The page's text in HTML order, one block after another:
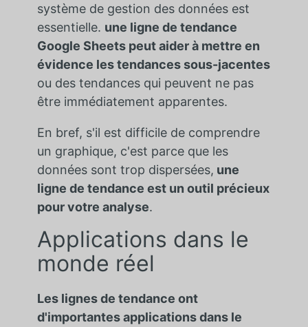
système de gestion des données est
essentielle. une ligne de tendance
Google Sheets peut aider à mettre en
évidence les tendances sous-jacentes
ou des tendances qui peuvent ne pas
être immédiatement apparentes.
En bref, s'il est difficile de comprendre
un graphique, c'est parce que les
données sont trop dispersées, une
ligne de tendance est un outil précieux
pour votre analyse.
Applications dans le
monde réel
Les lignes de tendance ont
d'importantes applications dans le